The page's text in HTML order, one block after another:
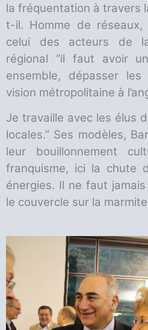
la fréquentation à travers
t-il. Homme de
celui des acteurs de
régional “il faut avoir
ensemble, dépasser
vision métropolitaine à
Je travaille avec les élus
locales.” Ses modèles,
leur bouillonnement
franquisme, ici la chute
énergies. Il ne faut
le couvercle sur la